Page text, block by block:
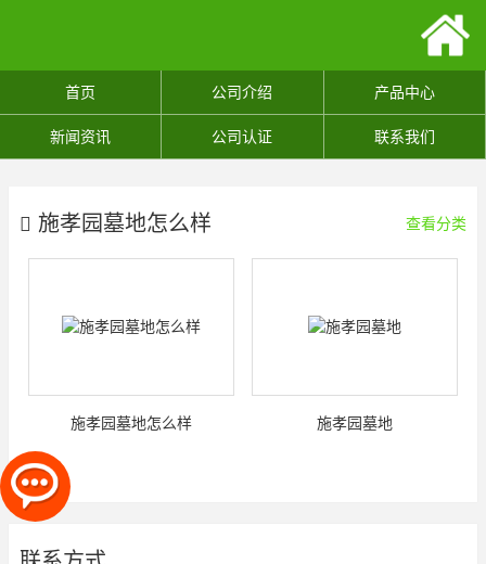
首页 公司介绍 产品中心
新闻资讯 公司认证 联系我们
施孝园墓地怎么样 查看分类
施孝园墓地怎么样 施孝园墓地